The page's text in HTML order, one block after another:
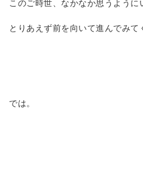
このご時世、なかなか思うように
とりあえず前を向いて進んでみて
では。